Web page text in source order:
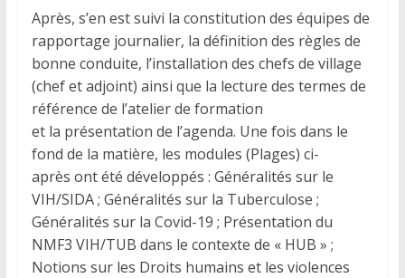
Après, s’en est suivi la constitution des équipes de
rapportage journalier, la définition des règles de
bonne conduite, l’installation des chefs de village
(chef et adjoint) ainsi que la lecture des termes de
référence de l’atelier de formation
et la présentation de l’agenda. Une fois dans le
fond de la matière, les modules (Plages) ci-
après ont été développés : Généralités sur le
VIH/SIDA ; Généralités sur la Tuberculose ;
Généralités sur la Covid-19 ; Présentation du
NMF3 VIH/TUB dans le contexte de « HUB » ;
Notions sur les Droits humains et les violences